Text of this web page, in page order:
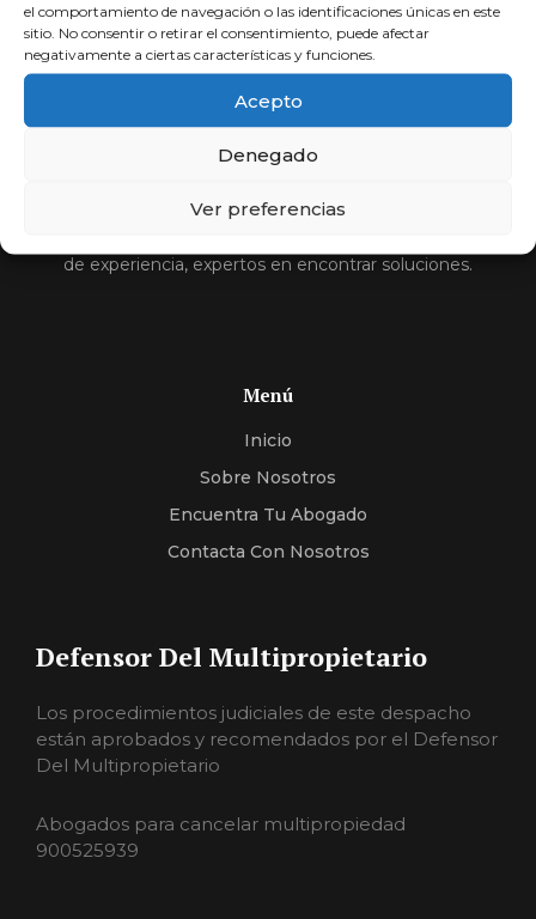
el comportamiento de navegación o las identificaciones únicas en este
sitio. No consentir o retirar el consentimiento, puede afectar
negativamente a ciertas características y funciones.
Acepto
Denegado
Ver preferencias
Abogados a
Porcentaje
Compara y elige al mejor abogado.
de experiencia, expertos en encontrar soluciones.
Menú
Inicio
Sobre Nosotros
Encuentra Tu Abogado
Contacta Con Nosotros
Defensor Del Multipropietario
Los procedimientos judiciales de este despacho
están aprobados y recomendados por el Defensor
Del Multipropietario
Abogados para cancelar multipropiedad
900525939